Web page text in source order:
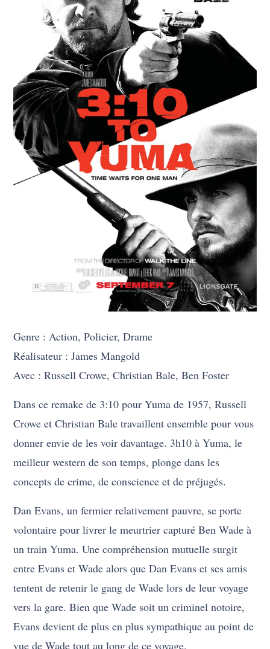
Genre : Action, Policier, Drame
Réalisateur : James Mangold
Avec : Russell Crowe, Christian Bale, Ben Foster
Dans ce remake de 3:10 pour Yuma de 1957, Russell
Crowe et Christian Bale travaillent ensemble pour vous
donner envie de les voir davantage. 3h10 à Yuma, le
meilleur western de son temps, plonge dans les
concepts de crime, de conscience et de préjugés.
Dan Evans, un fermier relativement pauvre, se porte
volontaire pour livrer le meurtrier capturé Ben Wade à
un train Yuma. Une compréhension mutuelle surgit
entre Evans et Wade alors que Dan Evans et ses amis
tentent de retenir le gang de Wade lors de leur voyage
vers la gare. Bien que Wade soit un criminel notoire,
Evans devient de plus en plus sympathique au point de
vue de Wade tout au long de ce voyage.